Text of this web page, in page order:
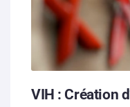
Contacts
Hébergement solidaire
VIH : Création